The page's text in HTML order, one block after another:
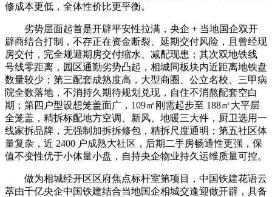
修成本更低，全体性价比更平衡。
劣势层面起首是开辟平安性拉满，央企 + 当地国企双开
辟商结合打制，不存正在资金断裂、延期交付风险，且曾经现
房交付，完全规避期房交付缩水、减配现患；其次双地铁线
号线零距离，园区通勤劣势凸起，相城同板块内近距离地铁盘
数量较少；第三配套成熟度高，大型商圈、公立名校、三甲病
院全数落地，不消持久期待规划兑现，自住不消熬配套空白
期；第四户型设想笼盖面广，109㎡刚需起步至 188㎡大平层
全笼盖，精拆标配地方空调、新风、地暖三大件，厨卫选用一
线家拆品牌，无强制加拆拆修包，精拆尺度通明；第五社区体
量复杂，近 2400 户成熟大社区，后期二手房畅通性更强，保
值不变性优于小体量小盘，自持央企物业持久运维质量可控。
做为相城经开区区府焦点标杆室第项目，中国铁建花语云
萃由千亿央企中国铁建结合当地国企相城交逢迎做开辟，具备